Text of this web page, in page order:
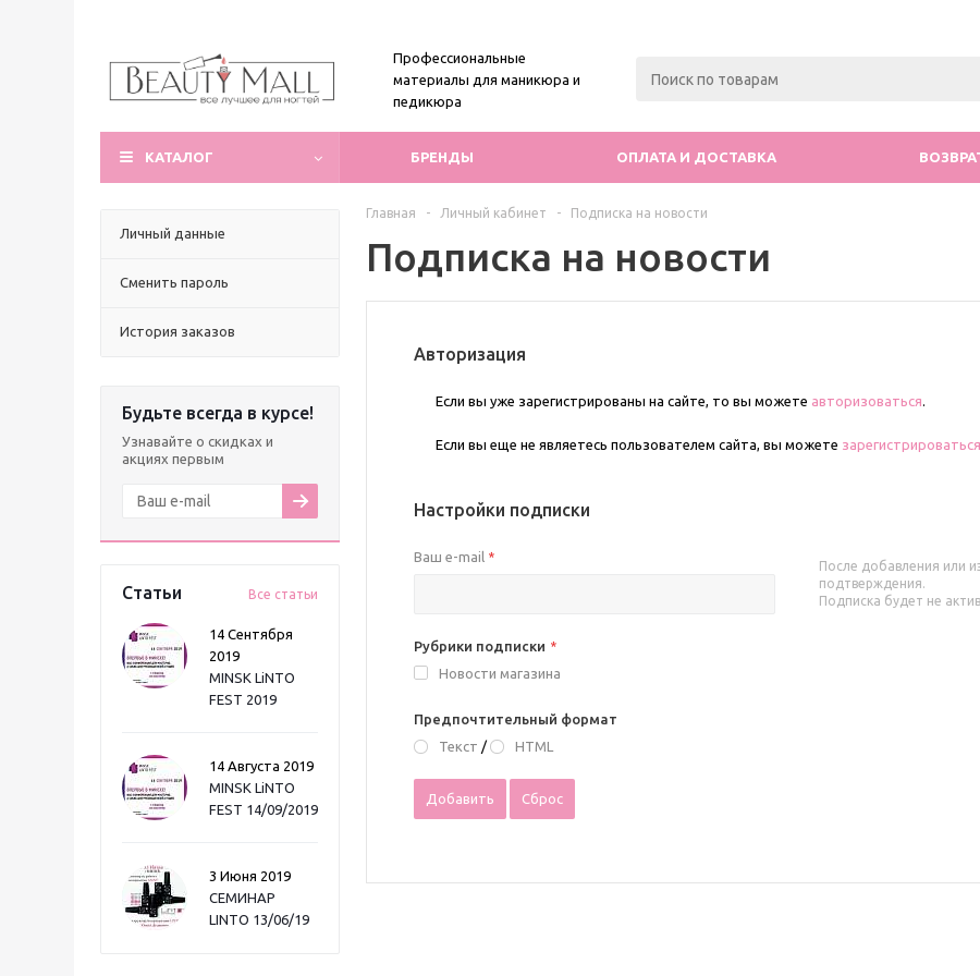
Профессиональные
материалы для маникюра и
педикюра
КАТАЛОГ БРЕНДЫ ОПЛАТА И ДОСТАВКА
Личный данные
Сменить пароль
История заказов
Будьте всегда в курсе!
Узнавайте о скидках и
акциях первым
Статьи Все статьи
14 Сентября
2019
MINSK LiNTO
FEST 2019
14 Августа 2019
MINSK LiNTO
FEST 14/09/2019
3 Июня 2019
СЕМИНАР
LINTO 13/06/19
Главная - Личный кабинет - Подписка на новости
Подписка на новости
Авторизация
Если вы уже зарегистрированы на сайте, то вы можете авторизоваться.
Если вы еще не являетесь пользователем сайта, вы можете зарегистрироваться
Настройки подписки
Ваш e-mail *
Рубрики подписки *
Новости магазина
Предпочтительный формат
Текст / HTML
После добавления или
подтверждения.
Подписка будет не